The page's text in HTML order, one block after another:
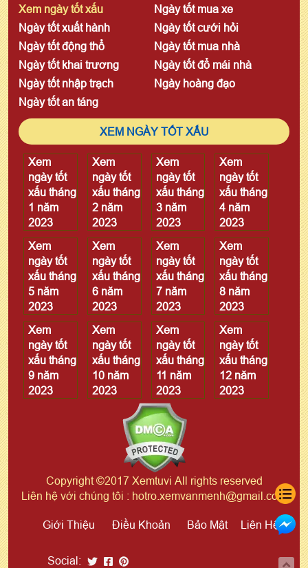
Xem ngày tốt xấu
Ngày tốt mua xe
Ngày tốt xuất hành
Ngày tốt cưới hỏi
Ngày tốt động thổ
Ngày tốt mua nhà
Ngày tốt khai trương
Ngày tốt đổ mái nhà
Ngày tốt nhập trạch
Ngày hoàng đạo
Ngày tốt an táng
XEM NGÀY TỐT XẤU
Xem
ngày tốt
xấu tháng
1 năm
2023
Xem
ngày tốt
xấu tháng
2 năm
2023
Xem
ngày tốt
xấu tháng
3 năm
2023
Xem
ngày tốt
xấu tháng
4 năm
2023
Xem
ngày tốt
xấu tháng
5 năm
2023
Xem
ngày tốt
xấu tháng
6 năm
2023
Xem
ngày tốt
xấu tháng
7 năm
2023
Xem
ngày tốt
xấu tháng
8 năm
2023
Xem
ngày tốt
xấu tháng
9 năm
2023
Xem
ngày tốt
xấu tháng
10 năm
2023
Xem
ngày tốt
xấu tháng
11 năm
2023
Xem
ngày tốt
xấu tháng
12 năm
2023
Copyright ©2017 Xemtuvi All rights reserved
Liên hệ với chúng tôi : hotro.xemvanmenh@gmail.com
Giới Thiệu Điều Khoản Bảo Mật Liên Hệ
Social: